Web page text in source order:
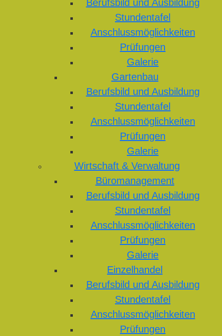
Berufsbild und Ausbildung
Stundentafel
Anschlussmöglichkeiten
Prüfungen
Galerie
Gartenbau
Berufsbild und Ausbildung
Stundentafel
Anschlussmöglichkeiten
Prüfungen
Galerie
Wirtschaft & Verwaltung
Büromanagement
Berufsbild und Ausbildung
Stundentafel
Anschlussmöglichkeiten
Prüfungen
Galerie
Einzelhandel
Berufsbild und Ausbildung
Stundentafel
Anschlussmöglichkeiten
Prüfungen